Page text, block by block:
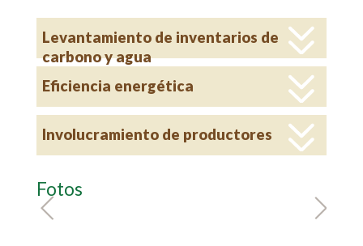
Levantamiento de inventarios de
carbono y agua
Eficiencia energética
Involucramiento de productores
Fotos